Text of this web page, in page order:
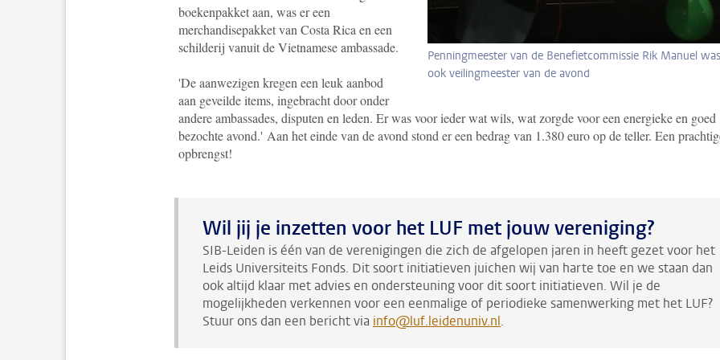
Penningmeester van de Benefietcommissie Rik Manuel was
ook veilingmeester van de avond
boekenpakket aan, was er een
merchandisepakket van Costa Rica en een
schilderij vanuit de Vietnamese ambassade.
'De aanwezigen kregen een leuk aanbod
aan geveilde items, ingebracht door onder
andere ambassades, disputen en leden. Er was voor ieder wat wils, wat zorgde voor een energieke en goed
bezochte avond.' Aan het einde van de avond stond er een bedrag van 1.380 euro op de teller. Een
opbrengst!
Wil jij je inzetten voor het LUF met jouw vereniging?
SIB-Leiden is één van de verenigingen die zich de afgelopen jaren in heeft gezet voor het
Leids Universiteits Fonds. Dit soort initiatieven juichen wij van harte toe en we staan dan
ook altijd klaar met advies en ondersteuning voor dit soort initiatieven. Wil je de
mogelijkheden verkennen voor een eenmalige of periodieke samenwerking met het LUF?
Stuur ons dan een bericht via info@luf.leidenuniv.nl.